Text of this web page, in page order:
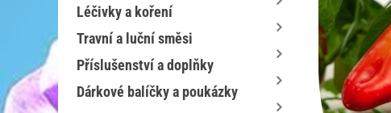
Léčivky a koření
Travní a luční směsi
Příslušenství a doplňky
Dárkové balíčky a poukázky